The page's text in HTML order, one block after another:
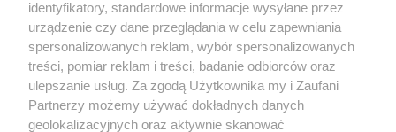
Kultura
X Facebook Instagram Youtube
identyfikatory, standardowe informacje wysyłane przez
urządzenie czy dane przeglądania w celu zapewniania
spersonalizowanych reklam, wybór spersonalizowanych
treści, pomiar reklam i treści, badanie odbiorców oraz
ulepszanie usług. Za zgodą Użytkownika my i Zaufani
Partnerzy możemy używać dokładnych danych
geolokalizacyjnych oraz aktywnie skanować